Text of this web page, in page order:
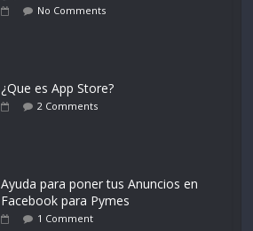
No Comments
¿Que es App Store?
2 Comments
Ayuda para poner tus Anuncios en
Facebook para Pymes
1 Comment